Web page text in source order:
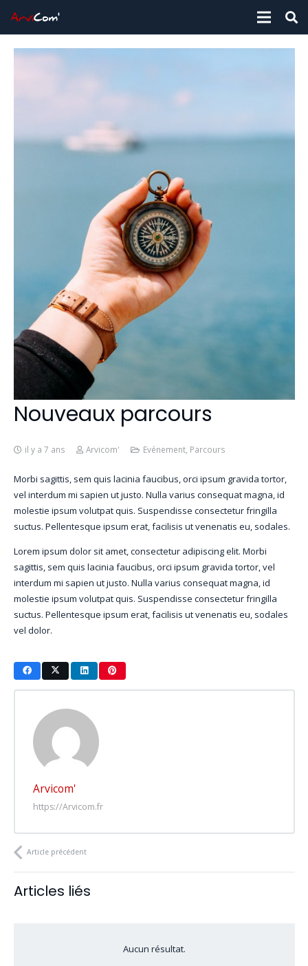
Nouveaux parcours
il y a 7 ans Arvicom' Evénement, Parcours
Morbi sagittis, sem quis lacinia faucibus, orci ipsum gravida tortor,
vel interdum mi sapien ut justo. Nulla varius consequat magna, id
molestie ipsum volutpat quis. Suspendisse consectetur fringilla
suctus. Pellentesque ipsum erat, facilisis ut venenatis eu, sodales.
Lorem ipsum dolor sit amet, consectetur adipiscing elit. Morbi
sagittis, sem quis lacinia faucibus, orci ipsum gravida tortor, vel
interdum mi sapien ut justo. Nulla varius consequat magna, id
molestie ipsum volutpat quis. Suspendisse consectetur fringilla
suctus. Pellentesque ipsum erat, facilisis ut venenatis eu, sodales
vel dolor.
Arvicom'
https://Arvicom.fr
Article précédent
Articles liés
Aucun résultat.